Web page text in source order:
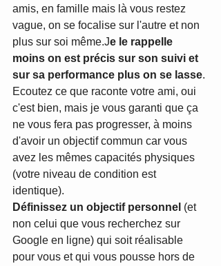
amis, en famille mais là vous restez
vague, on se focalise sur l'autre et non
plus sur soi même.Je le rappelle
moins on est précis sur son suivi et
sur sa performance plus on se lasse.
Ecoutez ce que raconte votre ami, oui
c'est bien, mais je vous garanti que ça
ne vous fera pas progresser, à moins
d'avoir un objectif commun car vous
avez les mêmes capacités physiques
(votre niveau de condition est
identique).
Définissez un objectif personnel (et
non celui que vous recherchez sur
Google en ligne) qui soit réalisable
pour vous et qui vous pousse hors de